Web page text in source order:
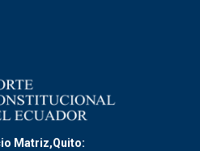
Matriz,Quito: